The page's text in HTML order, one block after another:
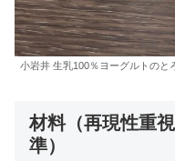
小岩井 生乳100％ヨーグルトのと
材料（再現性重
準）